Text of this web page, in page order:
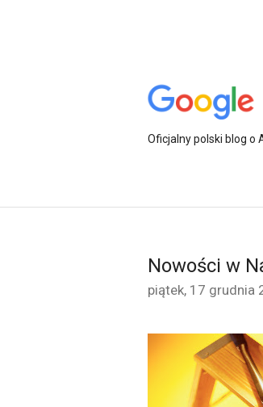
Oficjalny polski blog o
Nowości w
piątek, 17 grudnia